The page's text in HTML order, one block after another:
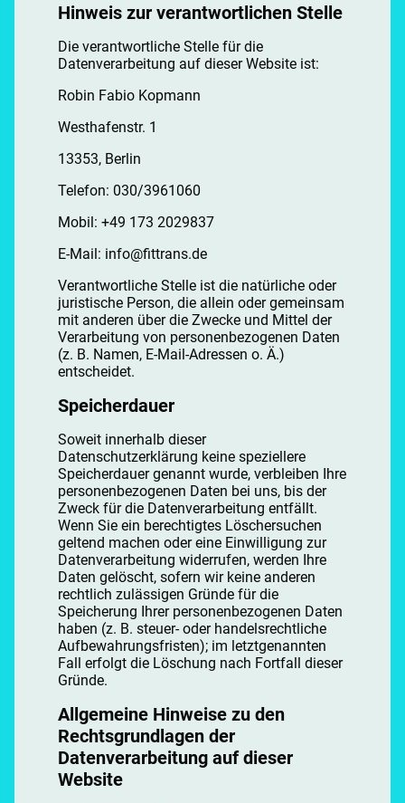
Hinweis zur verantwortlichen Stelle
Die verantwortliche Stelle für die
Datenverarbeitung auf dieser Website ist:
Robin Fabio Kopmann
Westhafenstr. 1
13353, Berlin
Telefon: 030/3961060
Mobil: +49 173 2029837
E-Mail: info@fittrans.de
Verantwortliche Stelle ist die natürliche oder
juristische Person, die allein oder gemeinsam
mit anderen über die Zwecke und Mittel der
Verarbeitung von personenbezogenen Daten
(z. B. Namen, E-Mail-Adressen o. Ä.)
entscheidet.
Speicherdauer
Soweit innerhalb dieser
Datenschutzerklärung keine speziellere
Speicherdauer genannt wurde, verbleiben Ihre
personenbezogenen Daten bei uns, bis der
Zweck für die Datenverarbeitung entfällt.
Wenn Sie ein berechtigtes Löschersuchen
geltend machen oder eine Einwilligung zur
Datenverarbeitung widerrufen, werden Ihre
Daten gelöscht, sofern wir keine anderen
rechtlich zulässigen Gründe für die
Speicherung Ihrer personenbezogenen Daten
haben (z. B. steuer- oder handelsrechtliche
Aufbewahrungsfristen); im letztgenannten
Fall erfolgt die Löschung nach Fortfall dieser
Gründe.
Allgemeine Hinweise zu den
Rechtsgrundlagen der
Datenverarbeitung auf dieser
Website